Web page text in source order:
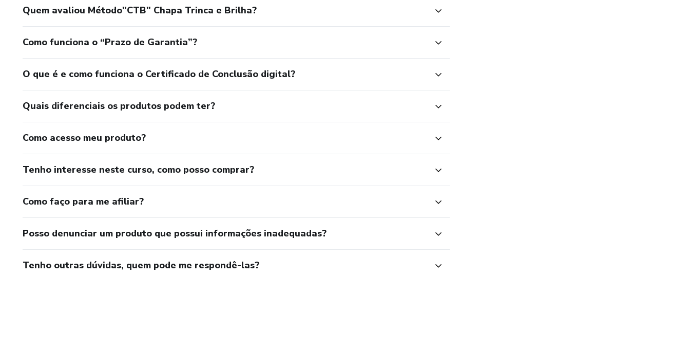
Quem avaliou Método"CTB" Chapa Trinca e Brilha?
Como funciona o “Prazo de Garantia”?
O que é e como funciona o Certificado de Conclusão digital?
Quais diferenciais os produtos podem ter?
Como acesso meu produto?
Tenho interesse neste curso, como posso comprar?
Como faço para me afiliar?
Posso denunciar um produto que possui informações inadequadas?
Tenho outras dúvidas, quem pode me respondê-las?